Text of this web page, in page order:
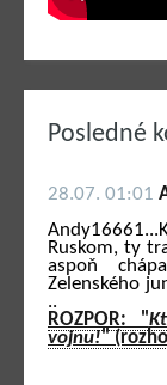
Posledné
28.07. 01:01
Ruskom, ty
aspoň
Zelenského
..
ROZPOR: "
vojnu!"